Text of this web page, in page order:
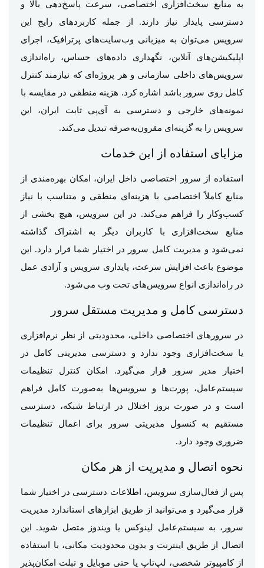
به منابع سخت‌افزاری اختصاصی، سرعت پاسخ‌دهی بالا و
دسترسی پایدار نیاز دارند. از جمله کاربردهای رایج این
سرویس می‌توان به میزبانی وب‌سایت‌های پرترافیک، اجرای
اپلیکیشن‌های آنلاین، نگهداری داده‌های حساس، راه‌اندازی
سرویس‌های داخلی سازمانی و هر پروژه‌ای که نیازمند کنترل
کامل روی سرور باشد اشاره کرد. هزینه منطقی در مقایسه با
نمونه‌های خارجی و دسترسی به آی‌پی ثابت ایران، این
سرویس را به گزینه‌ای مقرون‌به‌صرفه تبدیل می‌کند.
مزایای استفاده از این خدمات
استفاده از سرور اختصاصی داخل ایران، امکان بهره‌مندی از
منابع کاملاً اختصاصی با هزینه‌ای منطقی و متناسب با نیاز
کسب‌وکار را فراهم می‌کند. در این سرویس، هیچ بخشی از
منابع سخت‌افزاری با کاربران دیگر به اشتراک گذاشته
نمی‌شود و مدیریت کامل سرور در اختیار شما قرار دارد. این
موضوع باعث افزایش سرعت، پایداری سرویس و آزادی عمل
در راه‌اندازی انواع سرویس‌های تحت وب می‌شود.
دسترسی کامل و مدیریت مستقل سرور
در سرورهای اختصاصی داخلی، محدودیتی از نظر نرم‌افزاری
یا سخت‌افزاری وجود ندارد و دسترسی مدیریتی کامل در
اختیار مدیر سرور قرار می‌گیرد. امکان کنترل تنظیمات
سیستم‌عامل، پورت‌ها و سرویس‌ها به‌صورت کامل فراهم
است و در صورت بروز اختلال در ارتباط شبکه، دسترسی
مستقیم به کنسول مدیریتی سرور برای اعمال تنظیمات
ضروری وجود دارد.
نحوه اتصال و مدیریت از هر مکان
پس از فعال‌سازی سرویس، اطلاعات دسترسی در اختیار شما
قرار می‌گیرد و می‌توانید از طریق ابزارهای استاندارد مدیریت
سرور، به سیستم‌عامل لینوکس یا ویندوز متصل شوید. این
اتصال از طریق اینترنت و بدون محدودیت مکانی، با استفاده
از کامپیوتر شخصی، لپ‌تاپ یا حتی موبایل و تبلت امکان‌پذیر